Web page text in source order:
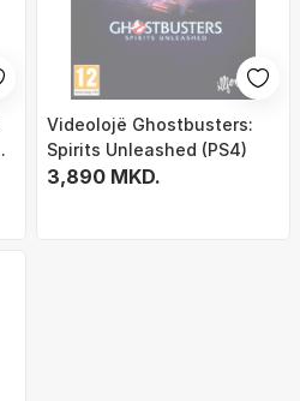
Videolojë Ghostbusters:
Spirits Unleashed (PS4)
3,890 MKD.